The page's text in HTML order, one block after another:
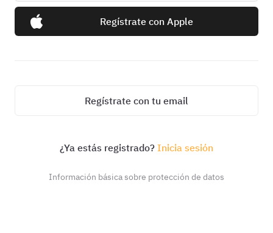
Regístrate con Apple
Regístrate con tu email
¿Ya estás registrado? Inicia sesión
Información básica sobre protección de datos